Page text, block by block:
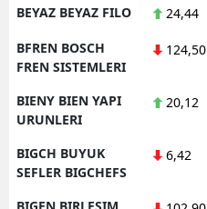
BEYAZ BEYAZ FILO 24,44
BFREN BOSCH
FREN SISTEMLERI
124,50
BIENY BIEN YAPI
URUNLERI
20,12
BIGCH BUYUK
SEFLER BIGCHEFS
6,42
BIGEN BIRLESIM